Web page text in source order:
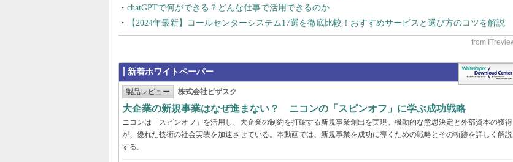
chatGPTで何ができる？どんな仕事で活用できるのか
【2024年最新】コールセンターシステム17選を徹底比較！おすすめサービスと選び方のコツを解説
新着ホワイトペーパー
製品レビュー 株式会社ビザスク
大企業の新規事業はなぜ進まない？ ニコンの「スピンオフ」に学ぶ成功戦略
ニコンは「スピンオフ」を活用し、大企業の制約を打破する新規事業創出を実現。機動的な意思決定と外部資本の獲得
が、優れた技術の社会実装を加速させている。本動画では、新規事業を成功に導くための戦略とその軌跡を詳しく解説
する。